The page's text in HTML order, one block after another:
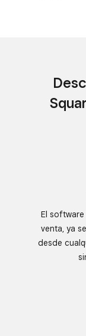
El software
venta, ya
desde